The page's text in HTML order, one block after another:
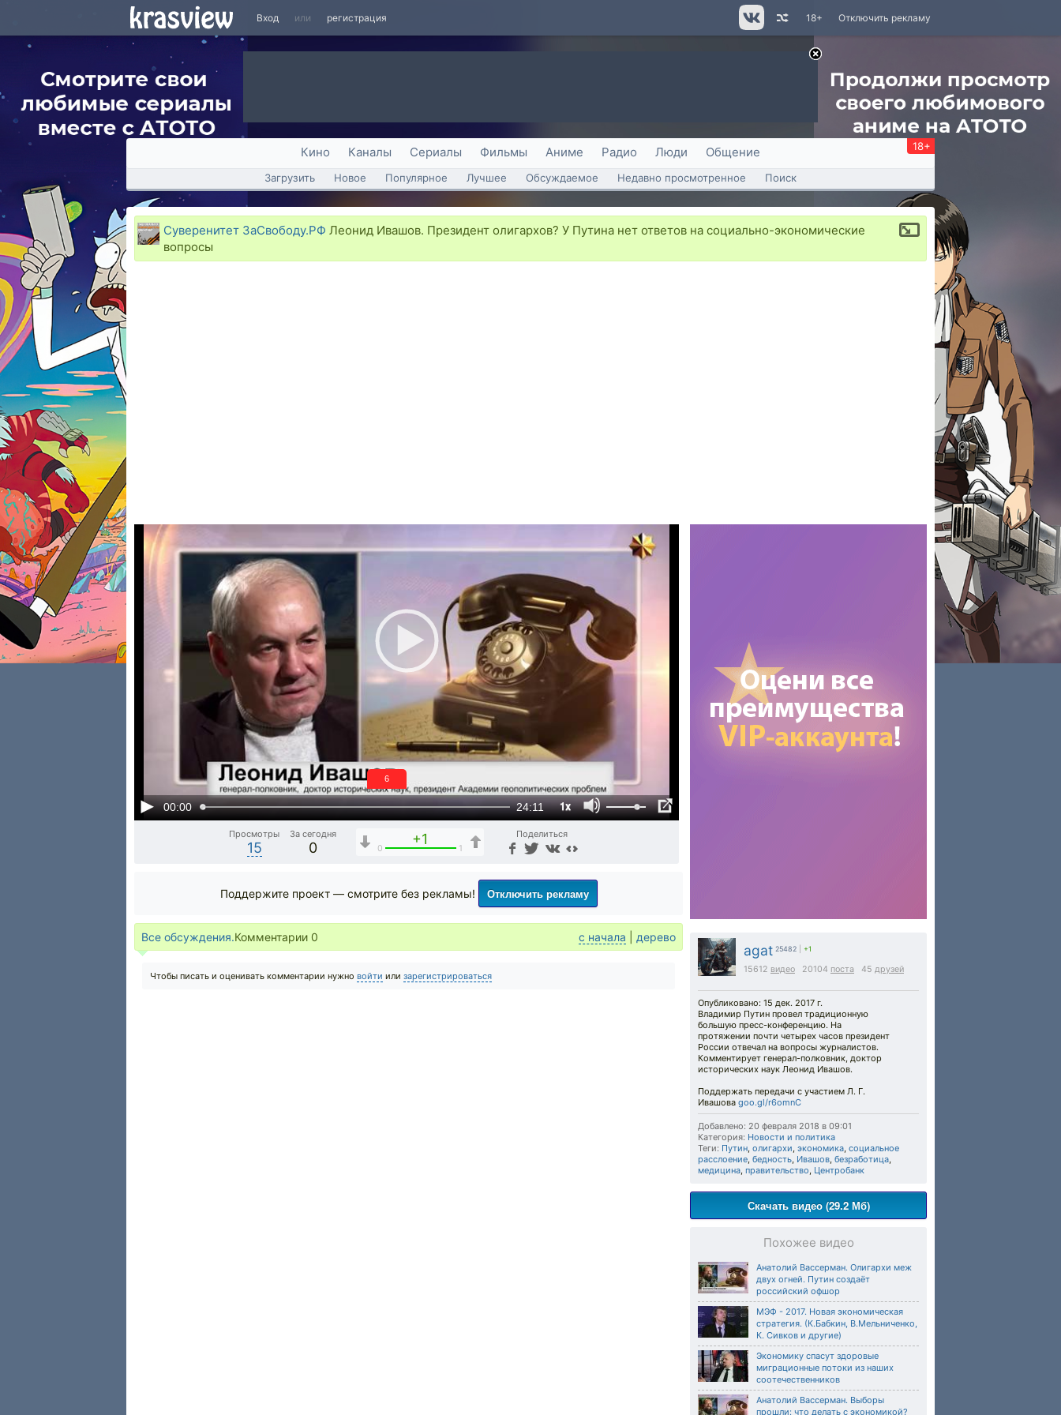
Вход или регистрация Отключить рекламу
18+
Кино Каналы Сериалы Фильмы Аниме Радио Люди Общение 18+
Загрузить Новое Популярное Лучшее Обсуждаемое Недавно просмотренное Поиск
Суверенитет ЗаСвободу.РФ Леонид Ивашов. Президент олигархов? У Путина нет ответов на социально-экономические
вопросы
00:00 24:11 1x
5
Просмотры
15
За сегодня
0
+1
0 1
Поделиться
agat 25482 +1
15612 видео 20104 поста 45 друзей
Опубликовано: 15 дек. 2017 г.
Владимир Путин провел традиционную
большую пресс-конференцию. На
протяжении почти четырех часов президент
России отвечал на вопросы журналистов.
Комментирует генерал-полковник, доктор
исторических наук Леонид Ивашов.
Поддержать передачи с участием Л. Г.
Ивашова goo.gl/r6omnC
Добавлено: 20 февраля 2018 в 09:01
Категория: Новости и политика
Теги: Путин олигархи экономика социальное
расслоение бедность Ивашов безработица
медицина правительство Центробанк
Скачать видео (29.2 Мб)
Похожее видео
Анатолий Вассерман. Олигархи меж
двух огней. Путин создаёт
российский офшор
МЭФ - 2017. Новая экономическая
стратегия. (К.Бабкин, В.Мельниченко,
К. Сивков и другие)
Экономику спасут здоровые
миграционные потоки из наших
соотечественников
Анатолий Вассерман. Выборы
прошли: что делать с экономикой?
Поддержите проект — смотрите без рекламы! Отключить рекламу
Все обсуждения.Комментарии 0 с начала дерево
Чтобы писать и оценивать комментарии нужно войти или зарегистрироваться